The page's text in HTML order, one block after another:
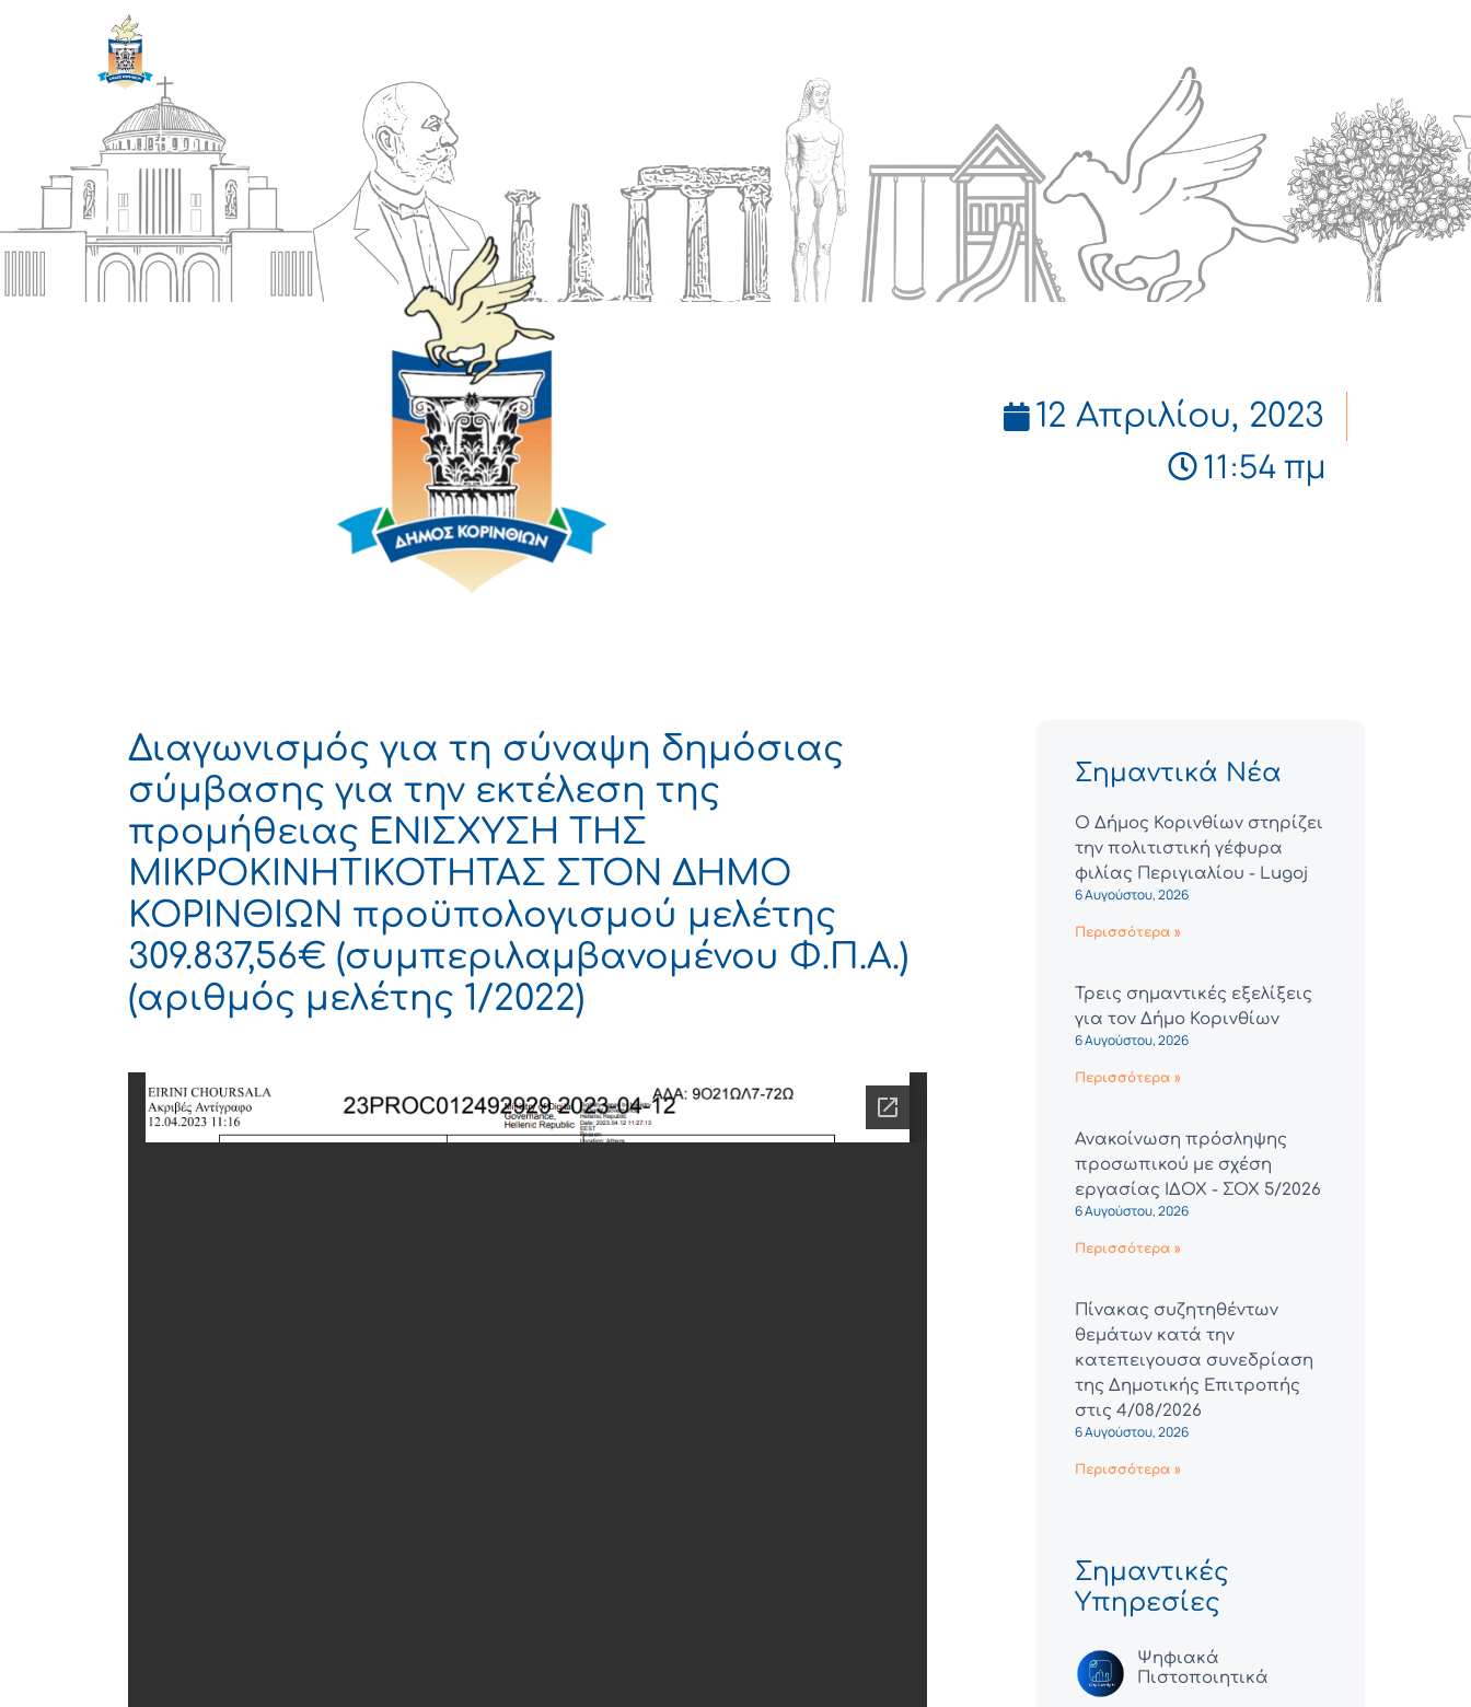
12 Απριλίου, 2023
11:54 πμ
Διαγωνισμός για τη σύναψη δημόσιας
σύμβασης για την εκτέλεση της
προμήθειας ΕΝΙΣΧΥΣΗ ΤΗΣ
ΜΙΚΡΟΚΙΝΗΤΙΚΟΤΗΤΑΣ ΣΤΟΝ ΔΗΜΟ
ΚΟΡΙΝΘΙΩΝ προϋπολογισμού μελέτης
309.837,56€ (συμπεριλαμβανομένου Φ.Π.Α.)
(αριθμός μελέτης 1/2022)
Σημαντικά Νέα
Ο Δήμος Κορινθίων στηρίζει
την πολιτιστική γέφυρα
φιλίας Περιγιαλίου - Lugoj
6 Αυγούστου, 2026
Περισσότερα »
Τρεις σημαντικές εξελίξεις
για τον Δήμο Κορινθίων
6 Αυγούστου, 2026
Περισσότερα »
Ανακοίνωση πρόσληψης
προσωπικού με σχέση
εργασίας ΙΔΟΧ - ΣΟΧ 5/2026
6 Αυγούστου, 2026
Περισσότερα »
Πίνακας συζητηθέντων
θεμάτων κατά την
κατεπειγουσα συνεδρίαση
της Δημοτικής Επιτροπής
στις 4/08/2026
6 Αυγούστου, 2026
Περισσότερα »
Σημαντικές
Υπηρεσίες
Ψηφιακά
Πιστοποιητικά